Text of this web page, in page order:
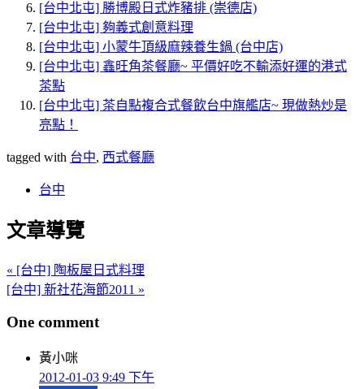
[台中北屯] 勝博殿日式炸豬排 (崇德店)
[台中北屯] 夠義式創意料理
[台中北屯] 小蒙牛頂級麻辣養生鍋 (台中店)
[台中北屯] 鑫旺角茶餐廳~ 平價好吃不輸添好運的港式
茶點
[台中北屯] 茶自點複合式餐飲台中旗艦店~ 現做熱炒是
亮點！
tagged with 台中, 西式餐廳
台中
文章導覽
« [台中] 陶板屋日式料理
[台中] 新社花海節2011 »
One comment
黃小咪
2012-01-03 9:49 下午